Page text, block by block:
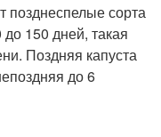
сорта
150 дней, такая
Поздняя капуста
до 6